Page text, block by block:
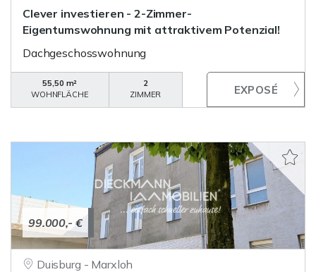
Clever investieren - 2-Zimmer-
Eigentumswohnung mit attraktivem Potenzial!
Dachgeschosswohnung
55,50 m²
WOHNFLÄCHE
2
ZIMMER
99.000,- €
Duisburg - Marxloh